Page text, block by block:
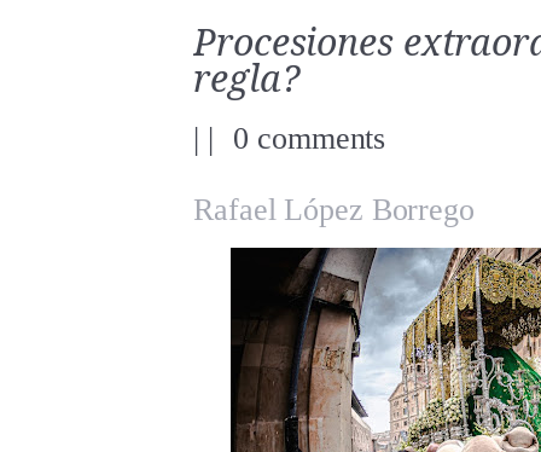
Procesiones
regla?
| | 0 comments
Rafael López Borrego